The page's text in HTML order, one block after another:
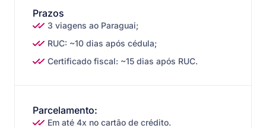
Prazos
3 viagens ao Paraguai;
RUC: ~10 dias após cédula;
Certificado fiscal: ~15 dias após RUC.
Parcelamento:
Em até 4x no cartão de crédito.